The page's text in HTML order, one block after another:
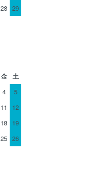
28 29
金
土
4
5
11
12
18 19
25 26